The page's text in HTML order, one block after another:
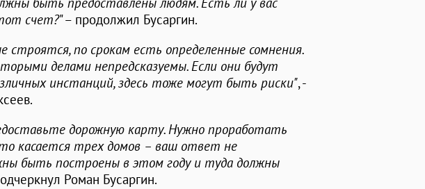
счет?" – продолжил Бусаргин.
по срокам есть определенные сомнения.
делами непредсказуемы. Если они будут
инстанций, здесь тоже могут быть риски", -
дорожную карту. Нужно проработать
касается трех домов – ваш ответ не
быть построены в этом году и туда должны
Роман Бусаргин.